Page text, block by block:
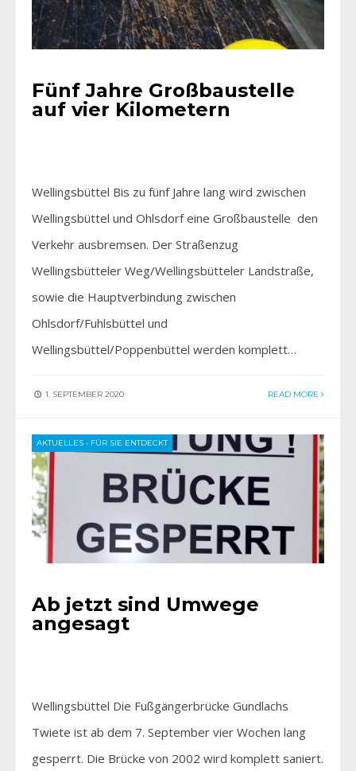
Fünf Jahre Großbaustelle
auf vier Kilometern
Wellingsbüttel Bis zu fünf Jahre lang wird zwischen
Wellingsbüttel und Ohlsdorf eine Großbaustelle den
Verkehr ausbremsen. Der Straßenzug
Wellingsbütteler Weg/Wellingsbütteler Landstraße,
sowie die Hauptverbindung zwischen
Ohlsdorf/Fuhlsbüttel und
Wellingsbüttel/Poppenbüttel werden komplett…
1. SEPTEMBER 2020 READ MORE
AKTUELLES • FÜR SIE ENTDECKT
Ab jetzt sind Umwege
angesagt
Wellingsbüttel Die Fußgängerbrücke Gundlachs
Twiete ist ab dem 7. September vier Wochen lang
gesperrt. Die Brücke von 2002 wird komplett saniert.